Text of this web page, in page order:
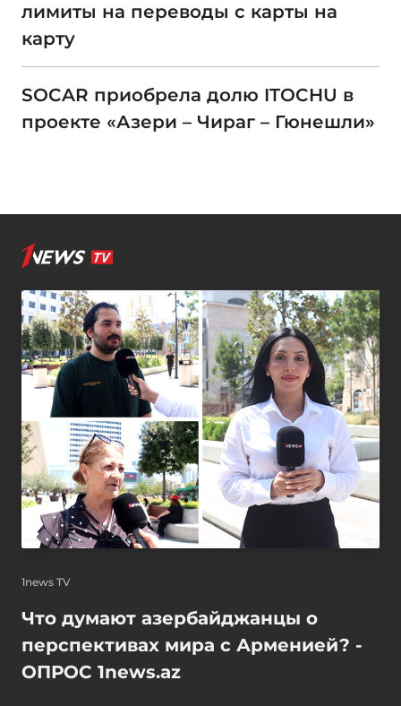
лимиты на переводы с карты на
карту
SOCAR приобрела долю ITOCHU в
проекте «Азери – Чираг – Гюнешли»
1news TV
Что думают азербайджанцы о
перспективах мира с Арменией? -
ОПРОС 1news.az